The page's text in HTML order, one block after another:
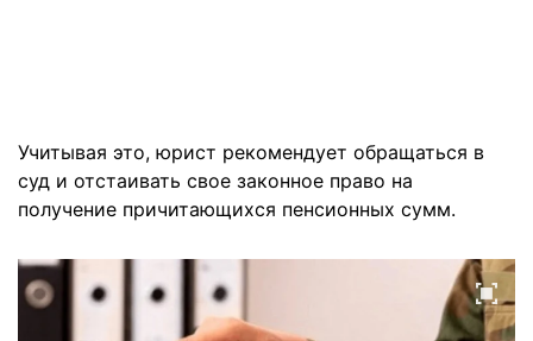
Учитывая это, юрист рекомендует обращаться в
суд и отстаивать свое законное право на
получение причитающихся пенсионных сумм.